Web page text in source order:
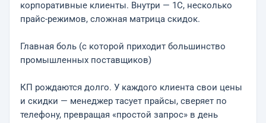
корпоративные клиенты. Внутри — 1С, несколько
прайс-режимов, сложная матрица скидок.
Главная боль (с которой приходит большинство
промышленных поставщиков)
КП рождаются долго. У каждого клиента свои цены
и скидки — менеджер тасует прайсы, сверяет по
телефону, превращая «простой запрос» в день